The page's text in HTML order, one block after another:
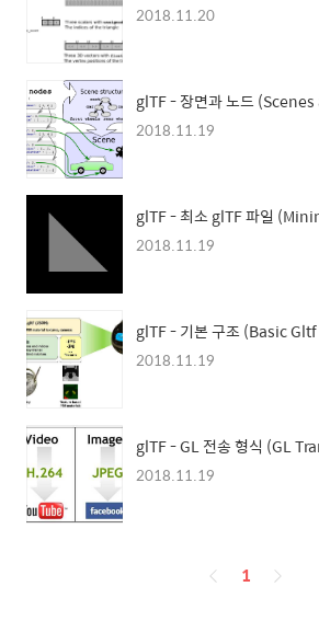
2018.11.20
glTF - 장면과 노드
2018.11.19
glTF - 최소 glTF 파일
2018.11.19
glTF - 기본 구조 (Basic
2018.11.19
glTF - GL 전송 형식 (GL
2018.11.19
페
1